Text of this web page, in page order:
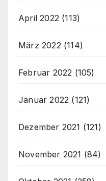
April 2022 (113)
März 2022 (114)
Februar 2022 (105)
Januar 2022 (121)
Dezember 2021 (121)
November 2021 (84)